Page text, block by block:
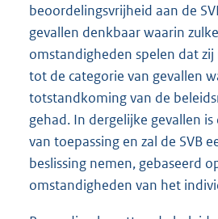
beoordelingsvrijheid aan de
gevallen denkbaar waarin
omstandigheden spelen dat
tot de categorie van gevallen
totstandkoming van de
gehad. In dergelijke gevallen
van toepassing en zal de SVB
beslissing nemen, gebaseerd
omstandigheden van het